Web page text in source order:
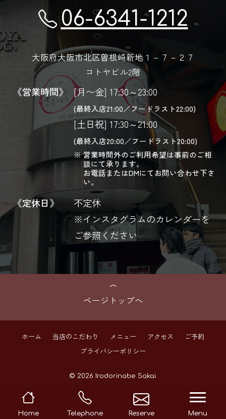
Home Telephone Reserve Menu
06-6341-1212
大阪府大阪市北区曽根崎新地１－７－２７
コトヤビル2階
《営業時間》 [月〜金] 17:30～23:00
(最終入店21:00／フードラスト22:00)
[土日祝] 17:30～21:00
(最終入店20:00／フードラスト20:00)
営業時間外のご利用希望は事前のご相
談にて承ります。
お電話またはDMにてお問い合わせ下さ
い。
《定休日》
不定休
※インスタグラムのカレンダーを
ご参照ください
ページトップへ
ホーム 当店のこだわり メニュー アクセス
ご予約
プライバシーポリシー
© 2026 Irodorinabe Sakai.